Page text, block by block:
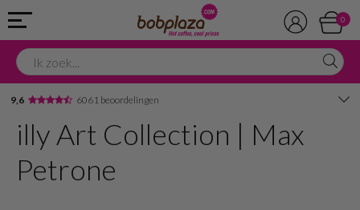
0
9,6 6061 beoordelingen
Avondbezorging
Advies in onze winkel
illy Art Collection | Max
Petrone